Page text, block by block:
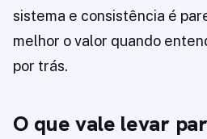
sistema e consistência é
melhor o valor quando
por trás.
O que vale levar